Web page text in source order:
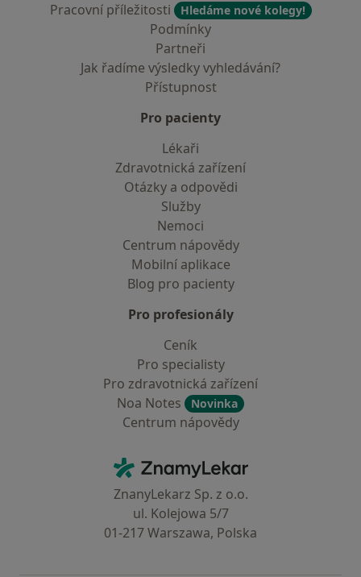
Pracovní příležitosti
Hledáme nové kolegy!
Podmínky
Partneři
Jak řadíme výsledky vyhledávání?
Přístupnost
Pro pacienty
Lékaři
Zdravotnická zařízení
Otázky a odpovědi
Služby
Nemoci
Centrum nápovědy
Mobilní aplikace
Blog pro pacienty
Pro profesionály
Ceník
Pro specialisty
Pro zdravotnická zařízení
Noa Notes
Novinka
Centrum nápovědy
ZnamyLekar - Hlavní stránka
ZnanyLekarz Sp. z o.o.
ul. Kolejowa 5/7
01-217 Warszawa, Polska